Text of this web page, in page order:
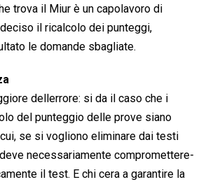
trova il Miur è un capolavoro di
il ricalcolo dei punteggi,
le domande sbagliate.
dellerrore: si da il caso che i
del punteggio delle prove siano
se si vogliono eliminare dai testi
necessariamente compromettere-
il test. E chi cera a garantire la